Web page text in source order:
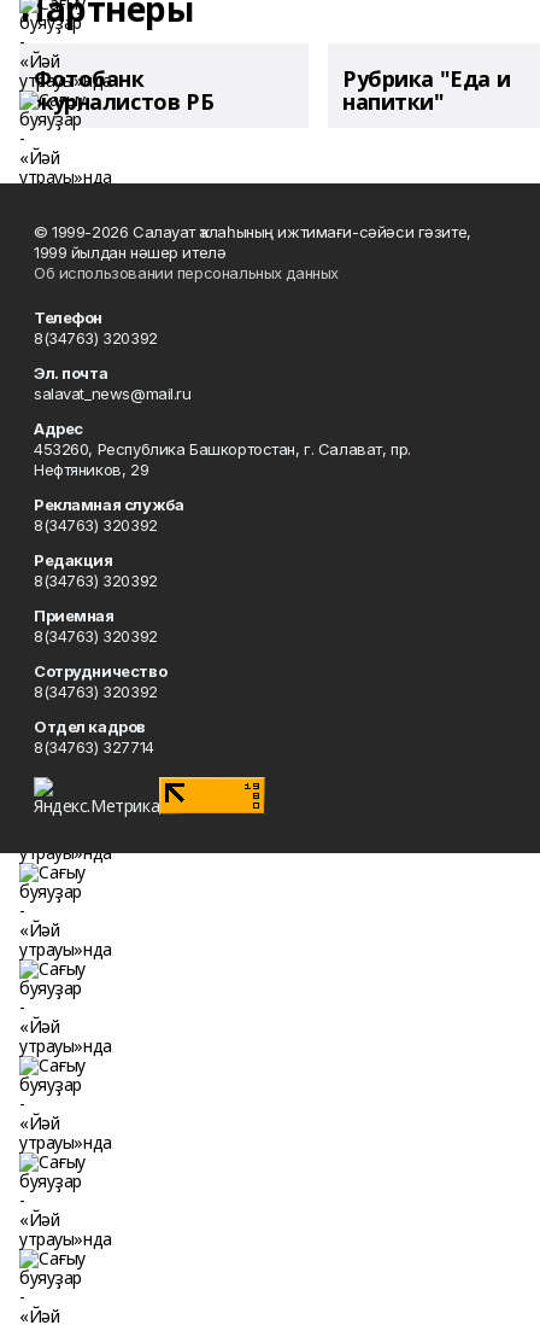
Фотобанк
журналистов РБ
Рубрика "Еда и
напитки"
© 1999-2026 Салауат ҡалаһының ижтимағи-сәйәси гәзите,
1999 йылдан нәшер ителә
Об использовании персональных данных
Телефон
8(34763) 320392
Эл. почта
salavat_news@mail.ru
Адрес
453260, Республика Башкортостан, г. Салават, пр.
Нефтяников, 29
Рекламная служба
8(34763) 320392
Редакция
8(34763) 320392
Приемная
8(34763) 320392
Сотрудничество
8(34763) 320392
Отдел кадров
8(34763) 327714